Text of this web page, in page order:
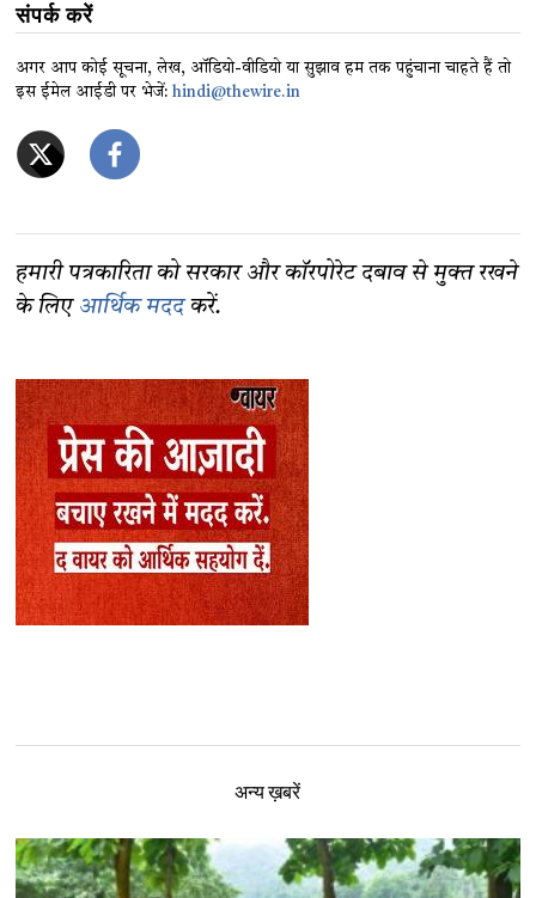
संपर्क करें
अगर आप कोई सूचना, लेख, ऑडियो-वीडियो या सुझाव हम तक पहुंचाना चाहते हैं तो
इस ईमेल आईडी पर भेजें:hindi@thewire.in
हमारी पत्रकारिता को सरकार और कॉरपोरेट दबाव से मुक्त रखने
के लिए आर्थिक मददकरें.
अन्य ख़बरें